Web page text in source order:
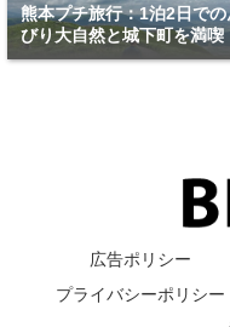
熊本プチ旅行：1泊2日での
びり大自然と城下町を満喫
広告ポリシー
プライバシーポリシー